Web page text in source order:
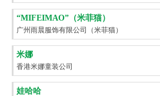
舒乐婴童洗护)
“MIFEIMAO”（米菲猫）
广州雨晨服饰有限公司（米菲猫）
米娜
香港米娜童装公司
娃哈哈